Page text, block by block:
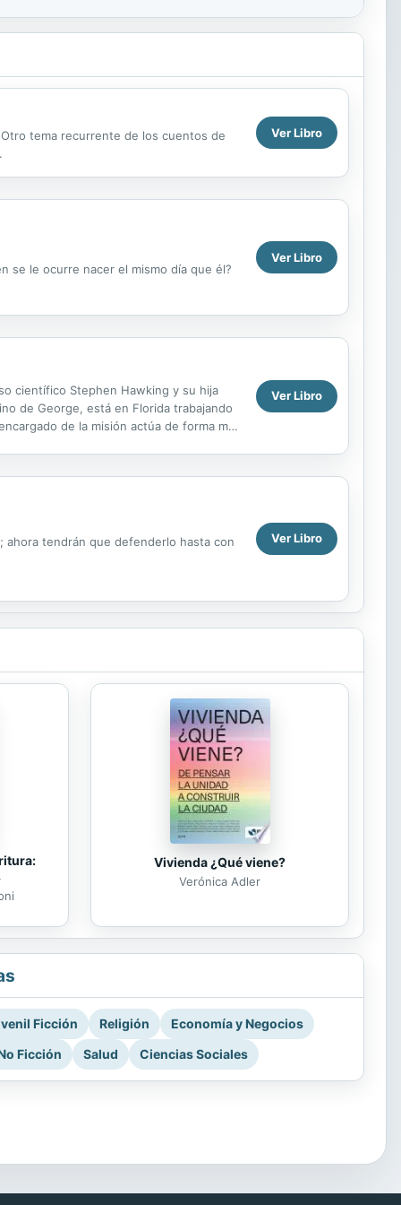
tema recurrente de los cuentos de
Ver Libro
se le ocurre nacer el mismo día que él?
Ver Libro
científico Stephen Hawking y su hija
de George, está en Florida trabajando
de la misión actúa de forma muy
Ver Libro
tendrán que defenderlo hasta con Ver Libro
Vivienda ¿Qué viene?
Verónica Adler
Ficción Religión
Economía y Negocios
Ficción
Salud Ciencias Sociales